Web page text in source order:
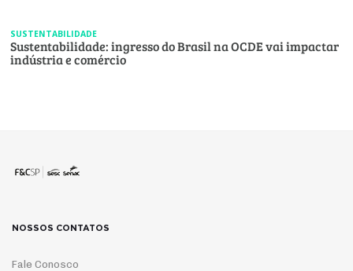
SUSTENTABILIDADE
Sustentabilidade: ingresso do Brasil na OCDE vai impactar
indústria e comércio
NOSSOS CONTATOS
Fale Conosco